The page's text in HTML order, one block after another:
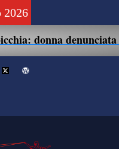
donna denunciata